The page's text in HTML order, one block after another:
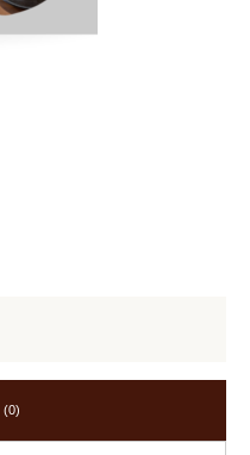
(0)